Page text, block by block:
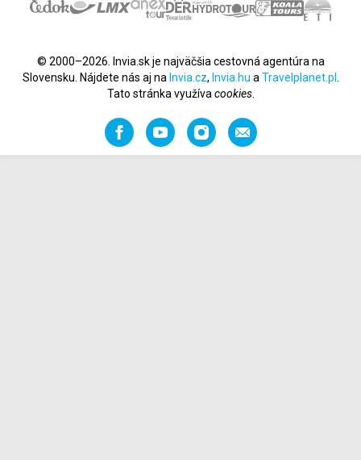
© 2000–2026. Invia.sk je najväčšia cestovná agentúra na
Slovensku. Nájdete nás aj na Invia.cz, Invia.hu a Travelplanet.pl
Tato stránka využíva cookies.
FacebookYouTubeInstagramOdporučiť